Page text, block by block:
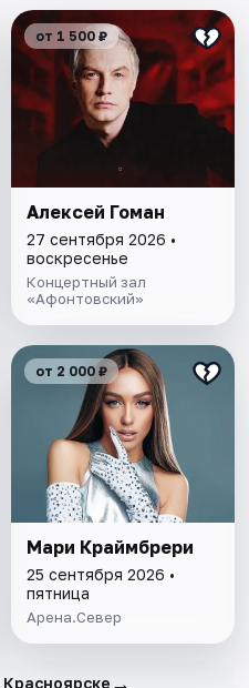
от 1 500 ₽
Алексей Гоман
27 сентября 2026 •
воскресенье
Концертный зал
«Афонтовский»
от 2 000 ₽
Мари Краймбрери
25 сентября 2026 •
пятница
Арена.Север
→